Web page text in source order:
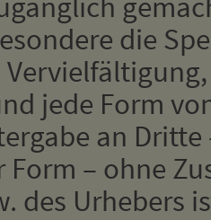
die
jede Form
an
– ohne
des Urhebers